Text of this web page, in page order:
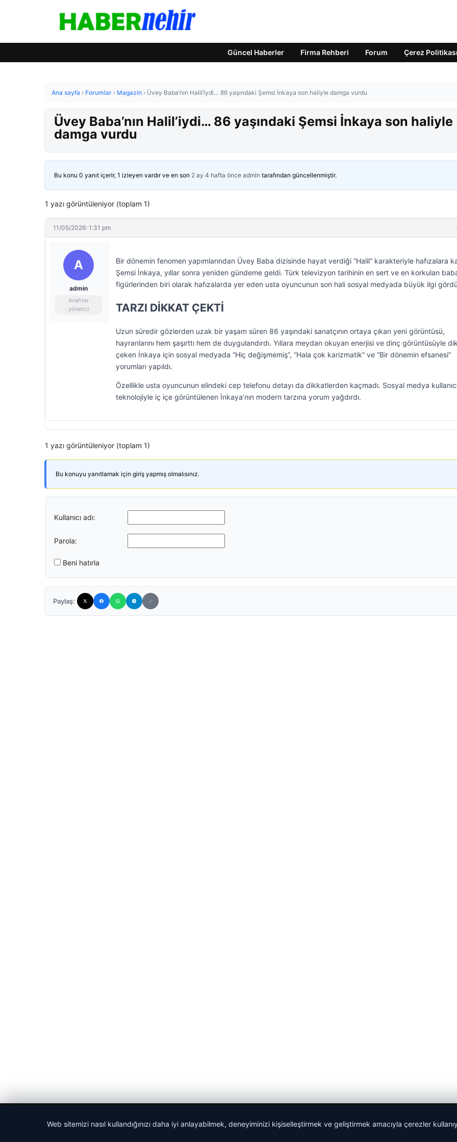
Güncel Haberler Firma Rehberi Forum Çerez Politikası
Ana sayfa › Forumlar › Magazin › Üvey Baba’nın Halil’iydi… 86 yaşındaki Şemsi İnkaya son haliyle damga vurdu
Üvey Baba’nın Halil’iydi… 86 yaşındaki Şemsi İnkaya son haliyle
damga vurdu
Bu konu 0 yanıt içerir, 1 izleyen vardır ve en son 2 ay 4 hafta önce admin tarafından güncellenmiştir.
1 yazı görüntüleniyor (toplam 1)
11/05/2026: 1:31 pm
A
admin
Anahtar
yönetici
Bir dönemin fenomen yapımlarından Üvey Baba dizisinde hayat verdiği “Halil” karakteriyle hafızalara
Şemsi İnkaya, yıllar sonra yeniden gündeme geldi. Türk televizyon tarihinin en sert ve en korkulan
figürlerinden biri olarak hafızalarda yer eden usta oyuncunun son hali sosyal medyada büyük ilgi
TARZI DİKKAT ÇEKTİ
Uzun süredir gözlerden uzak bir yaşam süren 86 yaşındaki sanatçının ortaya çıkan yeni görüntüsü,
hayranlarını hem şaşırttı hem de duygulandırdı. Yıllara meydan okuyan enerjisi ve dinç görüntüsüyle
çeken İnkaya için sosyal medyada “Hiç değişmemiş”, “Hala çok karizmatik” ve “Bir dönemin efsanesi”
yorumları yapıldı.
Özellikle usta oyuncunun elindeki cep telefonu detayı da dikkatlerden kaçmadı. Sosyal medya
teknolojiyle iç içe görüntülenen İnkaya’nın modern tarzına yorum yağdırdı.
1 yazı görüntüleniyor (toplam 1)
Bu konuyu yanıtlamak için giriş yapmış olmalısınız.
Kullanıcı adı:
Parola:
Beni hatırla
Paylaş:
Web sitemizi nasıl kullandığınızı daha iyi anlayabilmek, deneyiminizi kişiselleştirmek ve geliştirmek amacıyla çerezler